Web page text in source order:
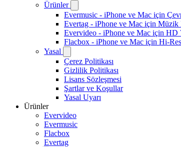
Ürünler
Evermusic - iPhone ve Mac için
Evertag - iPhone ve Mac için
Evervideo - iPhone ve Mac için HD
Flacbox - iPhone ve Mac için Hi-Res
Yasal
Çerez Politikası
Gizlilik Politikası
Lisans Sözleşmesi
Şartlar ve Koşullar
Yasal Uyarı
Ürünler
Evervideo
Evermusic
Flacbox
Evertag